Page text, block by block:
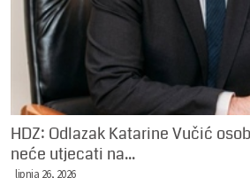
HDZ: Odlazak Katarine Vučić
neće utjecati na...
lipnja 26, 2026